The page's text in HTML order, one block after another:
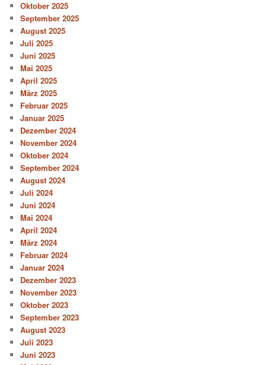
Oktober 2025
September 2025
August 2025
Juli 2025
Juni 2025
Mai 2025
April 2025
März 2025
Februar 2025
Januar 2025
Dezember 2024
November 2024
Oktober 2024
September 2024
August 2024
Juli 2024
Juni 2024
Mai 2024
April 2024
März 2024
Februar 2024
Januar 2024
Dezember 2023
November 2023
Oktober 2023
September 2023
August 2023
Juli 2023
Juni 2023